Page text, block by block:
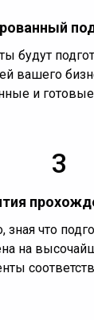
будут
вашего
и
3
зная что
на